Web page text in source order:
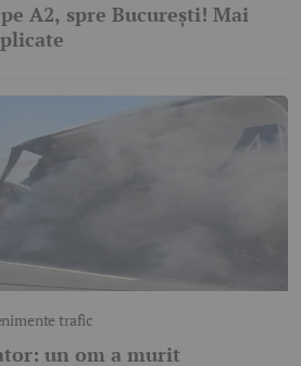
A2, spre București! Mai
trafic
un om a murit